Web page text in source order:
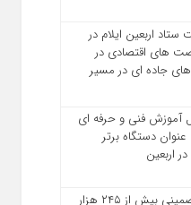
اربعین ایلام در
های اقتصادی در
جاده‌ ای در مسیر
آموزش فنی و حرفه‌ ای
عنوان دستگاه برتر
اربعین
تحقق خرید تضمینی بیش از ۲۴۵ هزار